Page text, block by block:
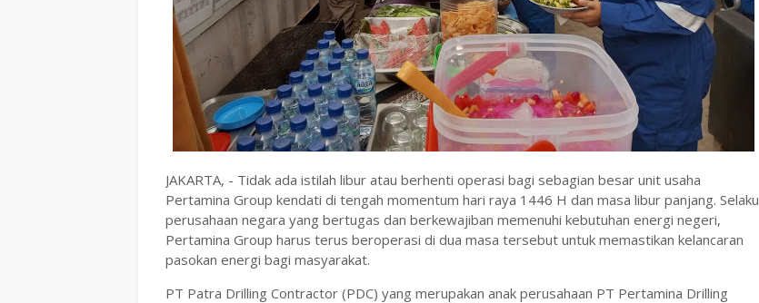
JAKARTA, - Tidak ada istilah libur atau berhenti operasi bagi sebagian besar unit usaha
Pertamina Group kendati di tengah momentum hari raya 1446 H dan masa libur panjang. Selaku
perusahaan negara yang bertugas dan berkewajiban memenuhi kebutuhan energi negeri,
Pertamina Group harus terus beroperasi di dua masa tersebut untuk memastikan kelancaran
pasokan energi bagi masyarakat.
PT Patra Drilling Contractor (PDC) yang merupakan anak perusahaan PT Pertamina Drilling